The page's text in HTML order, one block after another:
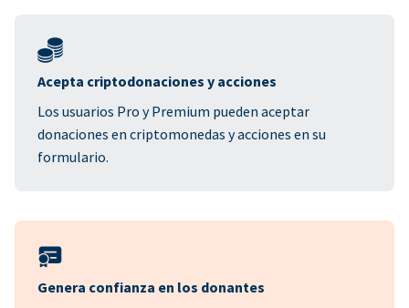
Acepta criptodonaciones y acciones
Los usuarios Pro y Premium pueden aceptar
donaciones en criptomonedas y acciones en su
formulario.
Genera confianza en los donantes